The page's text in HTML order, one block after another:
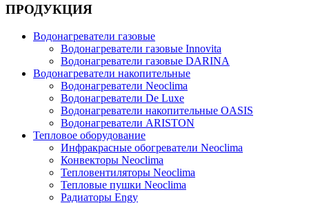
ПРОДУКЦИЯ
Водонагреватели газовые
Водонагреватели газовые Innovita
Водонагреватели газовые DARINA
Водонагреватели накопительные
Водонагреватели Neoclima
Водонагреватели De Luxe
Водонагреватели накопительные OASIS
Водонагреватели ARISTON
Тепловое оборудование
Инфракрасные обогреватели Neoclima
Конвекторы Neoclima
Тепловентиляторы Neoclima
Тепловые пушки Neoclima
Радиаторы Engy